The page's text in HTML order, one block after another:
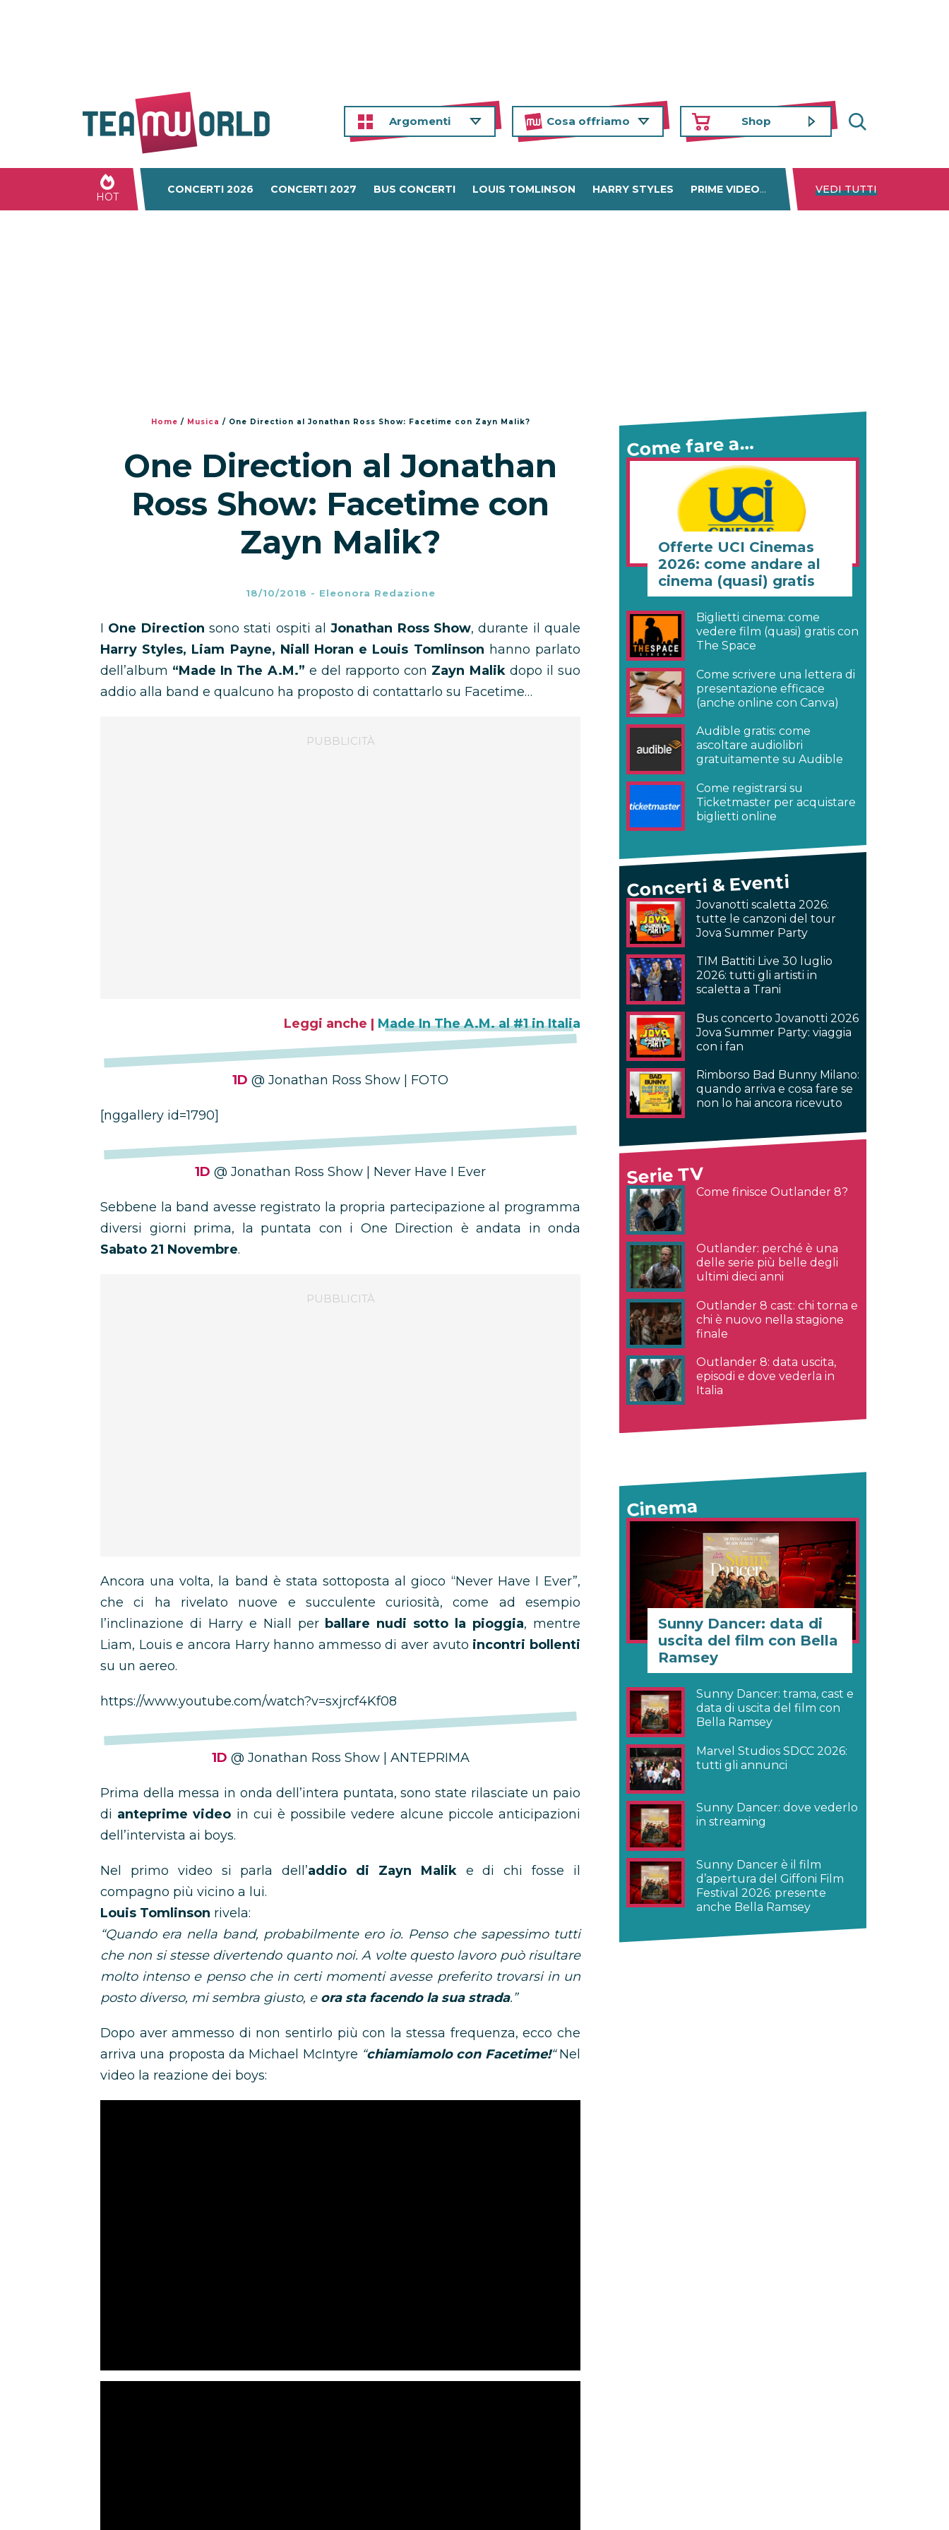
Argomenti Cosa offriamo Shop
HOT
CONCERTI 2026 CONCERTI 2027 BUS CONCERTI LOUIS TOMLINSON HARRY STYLES PRIME VIDEO DISNEY+ NETFLIX
VEDI TUTTI
Home / Musica / One Direction al Jonathan Ross Show: Facetime con Zayn Malik?
One Direction al Jonathan
Ross Show: Facetime con
Zayn Malik?
18/10/2018 - Eleonora Redazione
I One Direction sono stati ospiti alJonathan Ross Show, durante il quale
Harry Styles, Liam Payne, Niall Horan e Louis Tomlinson hanno parlato
dell’album “Made In The A.M.” e del rapporto con Zayn Malikdopo il suo
addio alla band e qualcuno ha proposto di contattarlo su Facetime…
Leggi anche | Made In The A.M. al #1 in Italia
1D @ Jonathan Ross Show | FOTO
[nggallery id=1790]
1D @ Jonathan Ross Show | Never Have I Ever
Sebbene la band avesse registrato la propria partecipazione al programma
diversi giorni prima, la puntata con i One Direction è andata in onda
Sabato 21 Novembre.
Ancora una volta, la band è stata sottoposta al gioco “Never Have I Ever”,
che ci ha rivelato nuove e succulente curiosità, come ad esempio
l’inclinazione di Harry e Niall per ballare nudi sotto la pioggia, mentre
Liam, Louis e ancora Harry hanno ammesso di aver avuto incontri bollenti
su un aereo.
https://www.youtube.com/watch?v=sxjrcf4Kf08
1D @ Jonathan Ross Show | ANTEPRIMA
Prima della messa in onda dell’intera puntata, sono state rilasciate un paio
di anteprime video in cui è possibile vedere alcune piccole anticipazioni
dell’intervista ai boys.
Nel primo video si parla dell’addio di Zayn Malike di chi fosse il
compagno più vicino a lui.
Louis Tomlinson rivela:
“Quando era nella band, probabilmente ero io. Penso che sapessimo tutti
che non si stesse divertendo quanto noi. A volte questo lavoro può risultare
molto intenso e penso che in certi momenti avesse preferito trovarsi in un
posto diverso, mi sembra giusto, e ora sta facendo la sua strada.”
Dopo aver ammesso di non sentirlo più con la stessa frequenza, ecco che
arriva una proposta da Michael McIntyre “chiamiamolo con Facetime!“Nel
video la reazione dei boys:
Come fare a…
Offerte UCI Cinemas
2026: come andare al
cinema (quasi) gratis
Biglietti cinema: come
vedere film (quasi) gratis con
The Space
Come scrivere una lettera di
presentazione efficace
(anche online con Canva)
Audible gratis: come
ascoltare audiolibri
gratuitamente su Audible
Come registrarsi su
Ticketmaster per acquistare
biglietti online
Concerti & Eventi
Jovanotti scaletta 2026:
tutte le canzoni del tour
Jova Summer Party
TIM Battiti Live 30 luglio
2026: tutti gli artisti in
scaletta a Trani
Bus concerto Jovanotti 2026
Jova Summer Party: viaggia
con i fan
Rimborso Bad Bunny Milano:
quando arriva e cosa fare se
non lo hai ancora ricevuto
Serie TV
Come finisce Outlander 8?
Outlander: perché è una
delle serie più belle degli
ultimi dieci anni
Outlander 8 cast: chi torna e
chi è nuovo nella stagione
finale
Outlander 8: data uscita,
episodi e dove vederla in
Italia
Cinema
Sunny Dancer: data di
uscita del film con Bella
Ramsey
Sunny Dancer: trama, cast e
data di uscita del film con
Bella Ramsey
Marvel Studios SDCC 2026:
tutti gli annunci
Sunny Dancer: dove vederlo
in streaming
Sunny Dancer è il film
d’apertura del Giffoni Film
Festival 2026: presente
anche Bella Ramsey